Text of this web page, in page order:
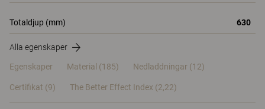
Totaldjup (mm) 630
Alla egenskaper
Egenskaper Material (185) Nedladdningar (12)
Certifikat (9) The Better Effect Index (2,22)